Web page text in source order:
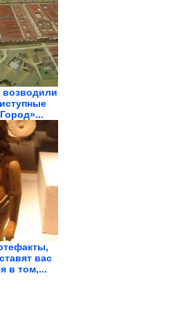
возводили
вас
в том,...